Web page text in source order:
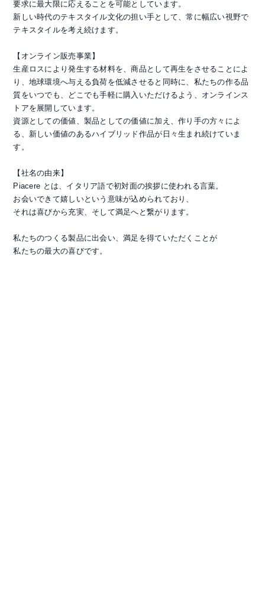
要求に最大限に応えることを可能としています。
新しい時代のテキスタイル文化の担い手として、常に幅広い視野で
テキスタイルを考え続けます。
【オンライン販売事業】
生産ロスにより発生する材料を、商品として再生をさせることによ
り、地球環境へ与える負荷を低減させると同時に、私たちの作る品
質をいつでも、どこでも手軽に購入いただけるよう、オンラインス
トアを展開しています。
資源としての価値、製品としての価値に加え、作り手の方々によ
る、新しい価値のあるハイブリッド作品が日々生まれ続けていま
す。
【社名の由来】
Piacere とは、イタリア語で初対面の挨拶に使われる言葉。
お会いできて嬉しいという意味が込められており、
それは喜びから充実、そして満足へと繋がります。
私たちのつくる製品に出会い、満足を得ていただくことが
私たちの最大の喜びです。